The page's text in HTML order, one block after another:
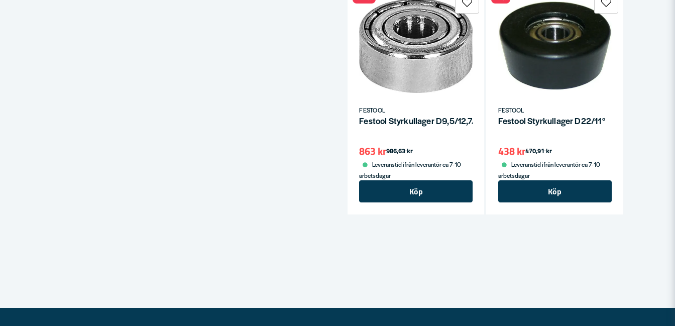
FESTOOL
Festool Styrkullager D9,5/12,7/16/19/22
986,63 kr
863 kr
Leveranstid ifrån leverantör ca 7-10
arbetsdagar
Köp
FESTOOL
Festool Styrkullager D22/11°
470,91 kr
438 kr
Leveranstid ifrån leverantör ca 7-10
arbetsdagar
Köp